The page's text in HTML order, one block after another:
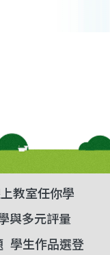
教室任你學
與多元評量
學生作品選登